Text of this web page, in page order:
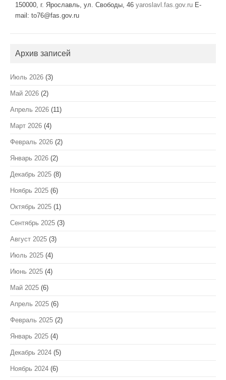
150000, г. Ярославль, ул. Свободы, 46 yaroslavl.fas.gov.ru E-
mail: to76@fas.gov.ru
Архив записей
Июль 2026 (3)
Май 2026 (2)
Апрель 2026 (11)
Март 2026 (4)
Февраль 2026 (2)
Январь 2026 (2)
Декабрь 2025 (8)
Ноябрь 2025 (6)
Октябрь 2025 (1)
Сентябрь 2025 (3)
Август 2025 (3)
Июль 2025 (4)
Июнь 2025 (4)
Май 2025 (6)
Апрель 2025 (6)
Февраль 2025 (2)
Январь 2025 (4)
Декабрь 2024 (5)
Ноябрь 2024 (6)